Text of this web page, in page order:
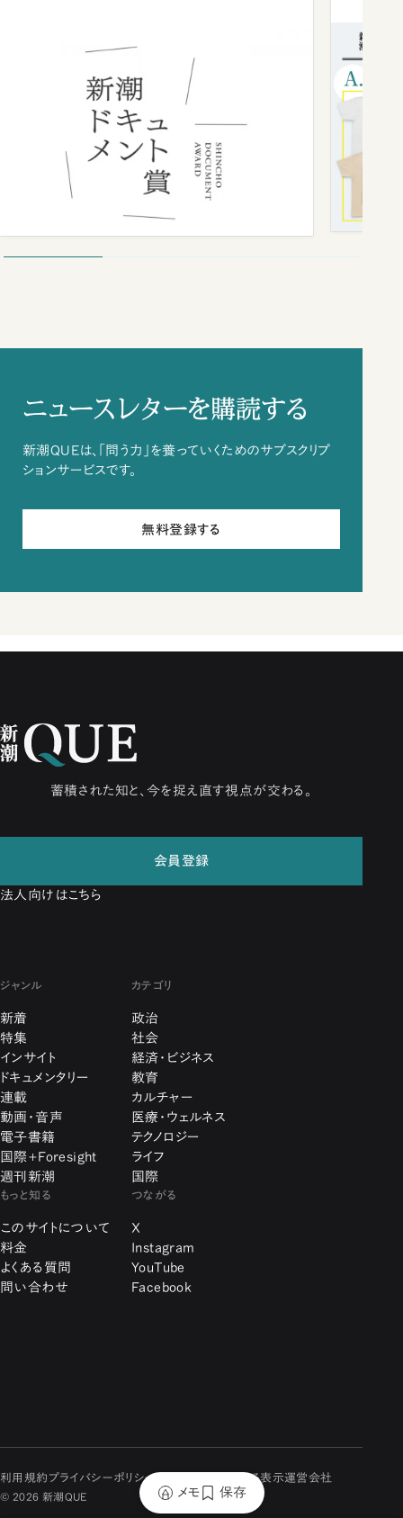
ニュースレターを購読する
新潮QUEは、「問う力」を養っていくためのサブスクリプ
ションサービスです。
無料登録する
蓄積された知と、今を捉え直す視点が交わる。
会員登録
法人向けはこちら
ジャンル
新着
特集
インサイト
ドキュメンタリー
連載
動画・音声
電子書籍
国際+Foresight
週刊新潮
カテゴリ
政治
社会
経済・ビジネス
教育
カルチャー
医療・ウェルネス
テクノロジー
ライフ
国際
もっと知る
このサイトについて
料金
よくある質問
問い合わせ
つながる
X
Instagram
YouTube
Facebook
利用規約 プライバシーポリシー 特定商取引に関する表示運営会社
© 2026 新潮QUE メモ 保存